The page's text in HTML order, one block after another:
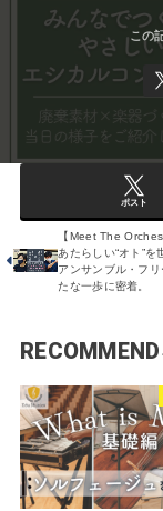
ポスト
【Meet The
あたらしい“オト”を
アンサンブル・フ
たな一歩に密着。
RECOMMEND